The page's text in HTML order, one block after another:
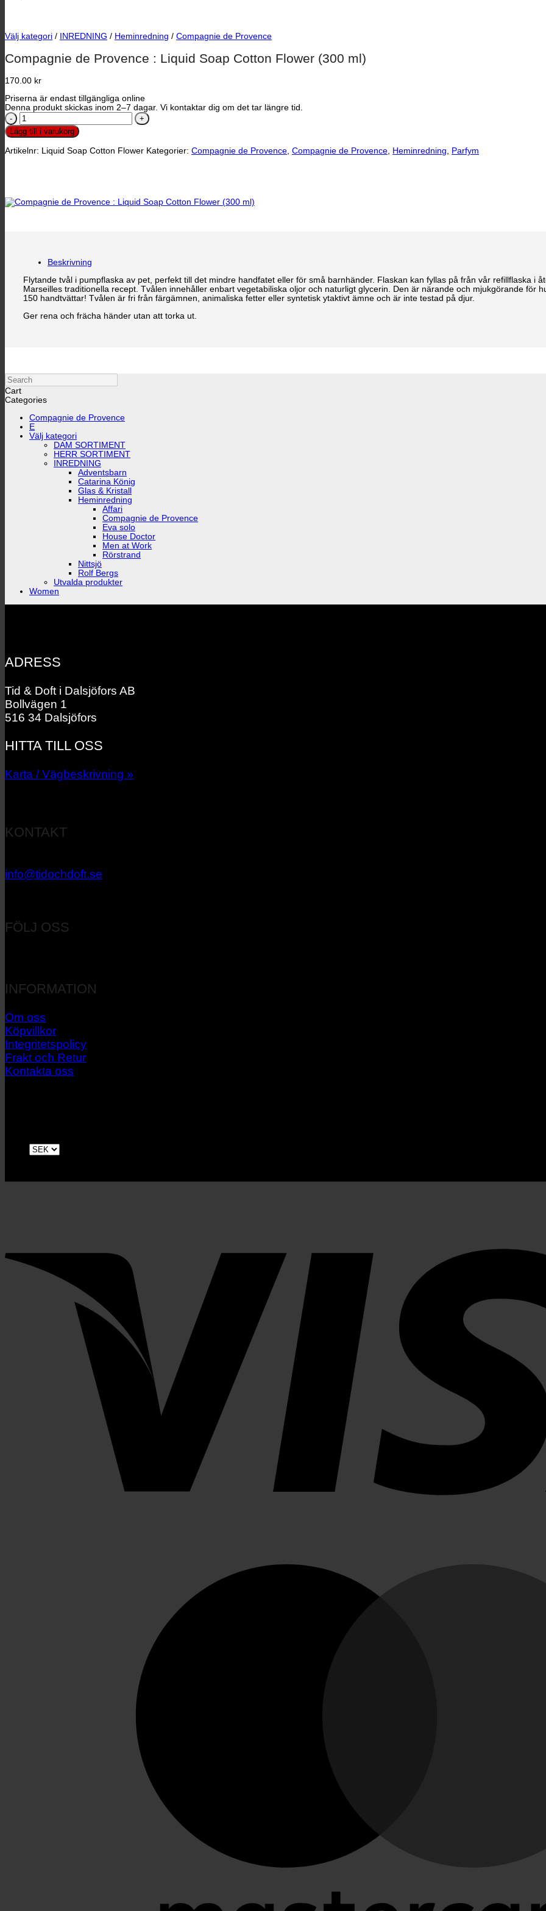
Välj kategori / INREDNING / Heminredning / Compagnie de Provence
Compagnie de Provence : Liquid Soap Cotton Flower (300 ml)
170.00 kr
Priserna är endast tillgängliga online
Denna produkt skickas inom 2–7 dagar. Vi kontaktar dig om det tar längre tid.
Compagnie
de
Provence
Liquid
ml)
mängd
Lägg till i varukorg
Artikelnr: Liquid Soap Cotton Flower Kategorier: Compagnie de Provence Compagnie de Provence Heminredning Parfym
Beskrivning
Flytande tvål i pumpflaska av pet, perfekt till det mindre handfatet eller för små barnhänder. Flaskan kan fyllas på från vår refillflaska i
Marseilles traditionella recept. Tvålen innehåller enbart vegetabiliska oljor och naturligt glycerin. Den är närande och mjukgörande för
150 handtvättar! Tvålen är fri från färgämnen, animaliska fetter eller syntetisk ytaktivt ämne och är inte testad på djur.
Ger rena och frächa händer utan att torka ut.
Search
Cart
Categories
Compagnie de Provence
E
Välj kategori
DAM SORTIMENT
HERR SORTIMENT
INREDNING
Adventsbarn
Catarina König
Glas & Kristall
Heminredning
Affari
Compagnie de Provence
Eva solo
House Doctor
Men at Work
Rörstrand
Nittsjö
Rolf Bergs
Utvalda produkter
Women
ADRESS
Tid & Doft i Dalsjöfors AB
Bollvägen 1
516 34 Dalsjöfors
HITTA TILL OSS
Karta / Vägbeskrivning »
KONTAKT
info@tidochdoft.se
FÖLJ OSS
INFORMATION
Om oss
Köpvillkor
Integritetspolicy
Frakt och Retur
Kontakta oss